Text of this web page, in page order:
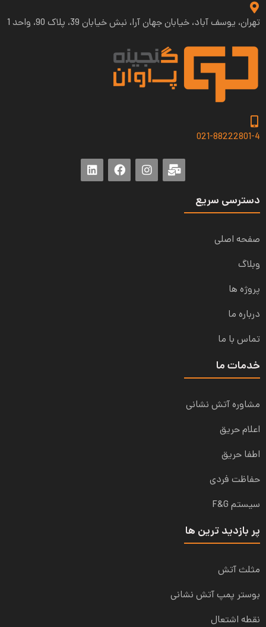
تهران، یوسف آباد، خیابان جهان آرا، نبش خیابان 39، پلاک 90، واحد 1
021-88222801-4
دسترسی سریع
صفحه اصلی
وبلاگ
پروژه ها
درباره ما
تماس با ما
خدمات ما
مشاوره آتش نشانی
اعلام حریق
اطفا حریق
حفاظت فردی
سیستم F&G
پر بازدید ترین ها
مثلث آتش
بوستر پمپ آتش نشانی
نقطه اشتعال